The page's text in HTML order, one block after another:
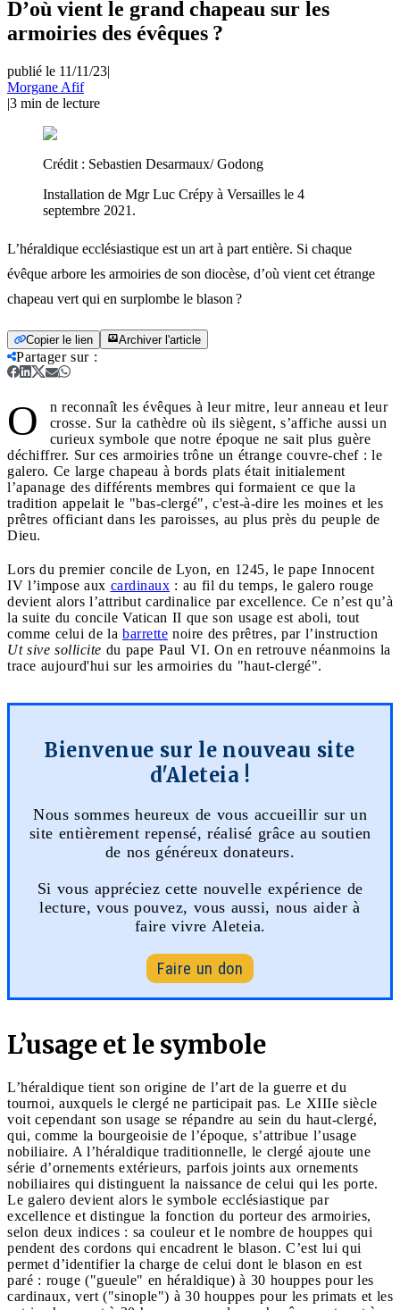
D’où vient le grand chapeau sur les
armoiries des évêques ?
publié le 11/11/23|
Morgane Afif
|3 min de lecture
Crédit : Sebastien Desarmaux/ Godong
Installation de Mgr Luc Crépy à Versailles le 4
septembre 2021.
L’héraldique ecclésiastique est un art à part entière. Si chaque
évêque arbore les armoiries de son diocèse, d’où vient cet étrange
chapeau vert qui en surplombe le blason ?
Copier le lien Archiver l'article
Partager sur:
O
n reconnaît les évêques à leur mitre, leur anneau et leur
crosse. Sur la cathèdre où ils siègent, s’affiche aussi un
curieux symbole que notre époque ne sait plus guère
déchiffrer. Sur ces armoiries trône un étrange couvre-chef : le
galero. Ce large chapeau à bords plats était initialement
l’apanage des différents membres qui formaient ce que la
tradition appelait le "bas-clergé", c'est-à-dire les moines et les
prêtres officiant dans les paroisses, au plus près du peuple de
Dieu.
Lors du premier concile de Lyon, en 1245, le pape Innocent
IV l’impose aux cardinaux : au fil du temps, le galero rouge
devient alors l’attribut cardinalice par excellence. Ce n’est qu’à
la suite du concile Vatican II que son usage est aboli, tout
comme celui de la barrette noire des prêtres, par l’instruction
Ut sive sollicite du pape Paul VI. On en retrouve néanmoins la
trace aujourd'hui sur les armoiries du "haut-clergé".
Bienvenue sur le nouveau site
d'Aleteia !
Nous sommes heureux de vous accueillir sur un
site entièrement repensé, réalisé grâce au soutien
de nos généreux donateurs.
Si vous appréciez cette nouvelle expérience de
lecture, vous pouvez, vous aussi, nous aider à
faire vivre Aleteia.
Faire un don
L’usage et le symbole
L’héraldique tient son origine de l’art de la guerre et du
tournoi, auxquels le clergé ne participait pas. Le XIIIe siècle
voit cependant son usage se répandre au sein du haut-clergé,
qui, comme la bourgeoisie de l’époque, s’attribue l’usage
nobiliaire. A l’héraldique traditionnelle, le clergé ajoute une
série d’ornements extérieurs, parfois joints aux ornements
nobiliaires qui distinguent la naissance de celui qui les porte.
Le galero devient alors le symbole ecclésiastique par
excellence et distingue la fonction du porteur des armoiries,
selon deux indices : sa couleur et le nombre de houppes qui
pendent des cordons qui encadrent le blason. C’est lui qui
permet d’identifier la charge de celui dont le blason en est
paré : rouge ("gueule" en héraldique) à 30 houppes pour les
cardinaux, vert ("sinople") à 30 houppes pour les primats et les